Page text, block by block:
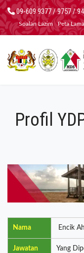
09-609 9377 / 9757 /
Soalan Lazim Peta
Profil
Nama Encik
Jawatan Yang